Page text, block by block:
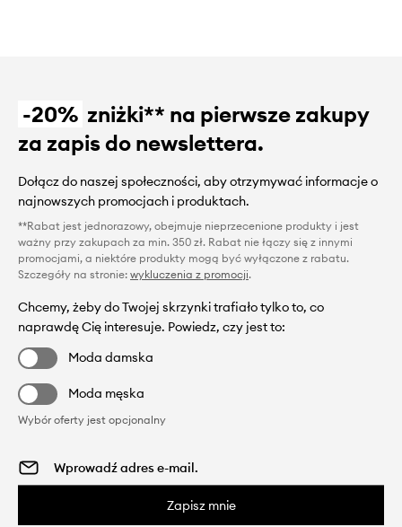
-20% zniżki** na pierwsze zakupy
za zapis do newslettera.
Dołącz do naszej społeczności, aby otrzymywać informacje o
najnowszych promocjach i produktach.
**Rabat jest jednorazowy, obejmuje nieprzecenione produkty i jest
ważny przy zakupach za min. 350 zł. Rabat nie łączy się z innymi
promocjami, a niektóre produkty mogą być wyłączone z rabatu.
Szczegóły na stronie: wykluczenia z promocji.
Chcemy, żeby do Twojej skrzynki trafiało tylko to, co
naprawdę Cię interesuje. Powiedz, czy jest to:
Moda damska
Moda męska
Wybór oferty jest opcjonalny
Zapisz mnie